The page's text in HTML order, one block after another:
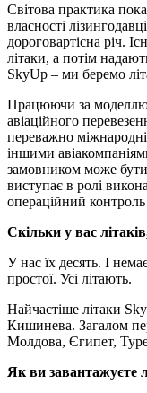
Світова практика
власності
дороговартісна річ.
літаки, а потім
SkyUp – ми беремо
Працюючи за
авіаційного
переважно міжнародні
іншими
замовником може бути
виступає в ролі
операційний
Скільки у вас
У нас їх десять. І
простої. Усі літають.
Найчастіше літаки
Кишинева. Загалом
Молдова, Єгипет,
Як ви завантажуєте